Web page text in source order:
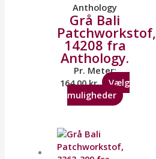
Anthology
Grå Bali
Patchworkstof,
14208 fra
Anthology.
Pr. Meter:
164,00kr.
Vælg
muligheder